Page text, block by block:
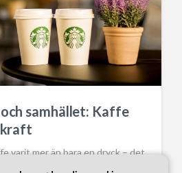
samhället: Kaffe
varit mer än bara en dryck – det
katalysator och en…